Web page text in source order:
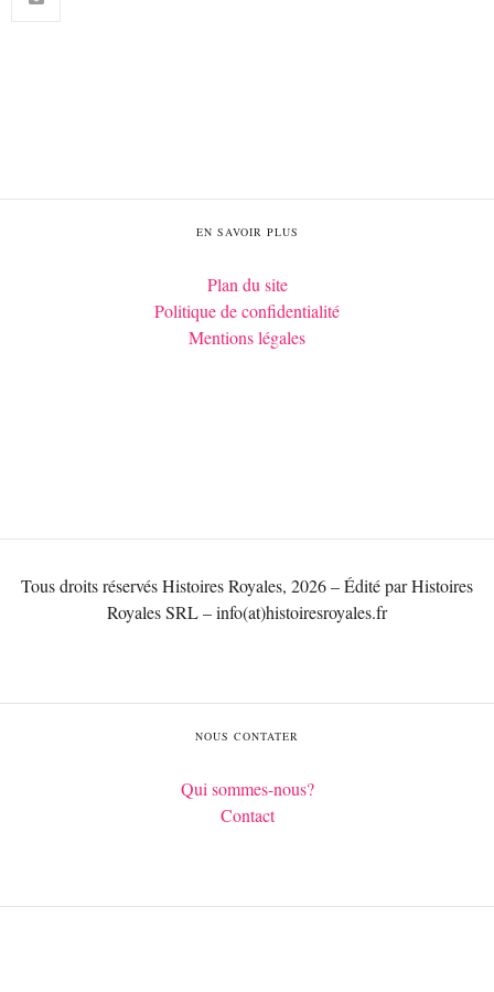
EN SAVOIR PLUS
Plan du site
Politique de confidentialité
Mentions légales
Tous droits réservés Histoires Royales, 2026 – Édité par Histoires
Royales SRL – info(at)histoiresroyales.fr
NOUS CONTATER
Qui sommes-nous?
Contact